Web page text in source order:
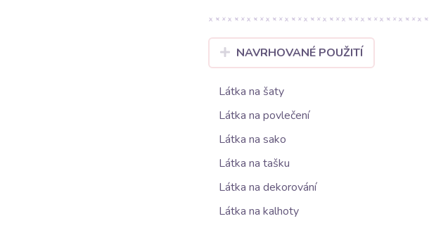
NAVRHOVANÉ POUŽITÍ
Látka na šaty
Látka na povlečení
Látka na sako
Látka na tašku
Látka na dekorování
Látka na kalhoty